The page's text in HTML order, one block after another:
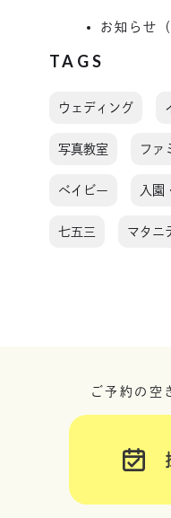
お知らせ
TAGS
ウェディング
写真教室 ファ
ベイビー 入園
七五三 マタニ
ご予約の空